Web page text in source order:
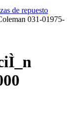
de repuesto
031-01975-